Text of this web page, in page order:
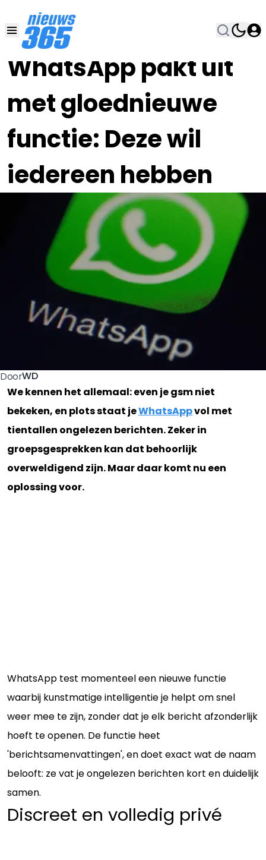
WhatsApp pakt uit
met gloednieuwe
functie: Deze wil
iedereen hebben
30 JUN 2025, 12:00
DoorWD
We kennen het allemaal: even je gsm niet
bekeken, en plots staat jeWhatsAppvol met
tientallen ongelezen berichten. Zeker in
groepsgesprekken kan dat behoorlijk
overweldigend zijn. Maar daar komt nu een
oplossing voor.
WhatsApp test momenteel een nieuwe functie
waarbij kunstmatige intelligentie je helpt om snel
weer mee te zijn, zonder dat je elk bericht afzonderlijk
hoeft te openen. De functie heet
'berichtsamenvattingen', en doet exact wat de naam
belooft: ze vat je ongelezen berichten kort en duidelijk
samen.
Discreet en volledig privé